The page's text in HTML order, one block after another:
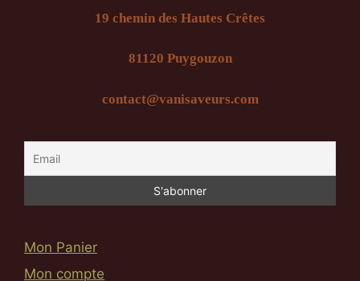
19 chemin des Hautes Crêtes
81120 Puygouzon
contact@vanisaveurs.com
Mon Panier
Mon compte